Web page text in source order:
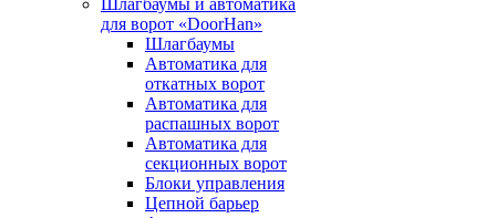
Шлагбаумы и автоматика
для ворот «DoorHan»
Шлагбаумы
Автоматика для
откатных ворот
Автоматика для
распашных ворот
Автоматика для
секционных ворот
Блоки управления
Цепной барьер